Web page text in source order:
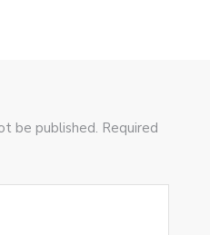
be published. Required